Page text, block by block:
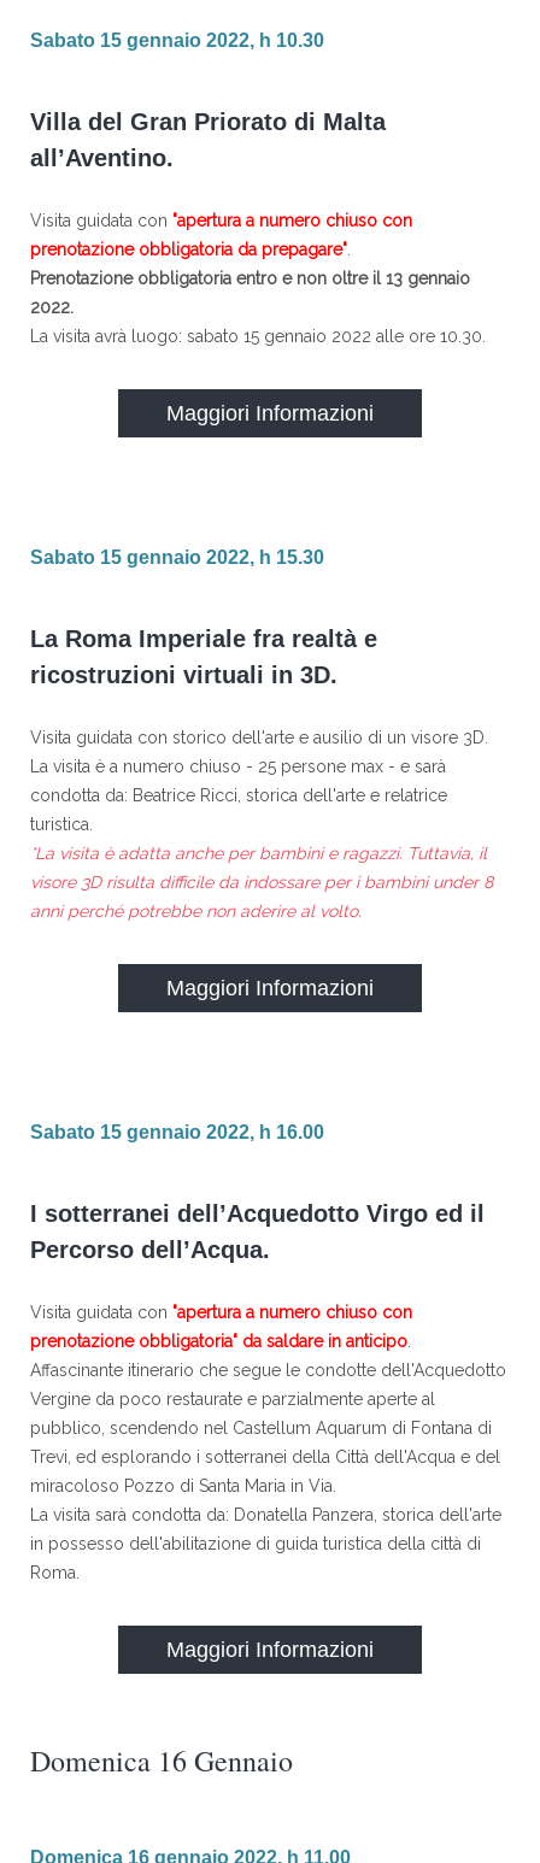
Sabato 15 gennaio 2022, h 10.30
Villa del Gran Priorato di Malta
all’Aventino.
Visita guidata con "apertura a numero chiuso con
prenotazione obbligatoria da prepagare".
Prenotazione obbligatoria entro e non oltre il 13 gennaio
2022.
La visita avrà luogo: sabato 15 gennaio 2022 alle ore 10.30.
Maggiori Informazioni
Sabato 15 gennaio 2022, h 15.30
La Roma Imperiale fra realtà e
ricostruzioni virtuali in 3D.
Visita guidata con storico dell'arte e ausilio di un visore 3D.
La visita è a numero chiuso - 25 persone max - e sarà
condotta da: Beatrice Ricci, storica dell'arte e relatrice
turistica.
*La visita è adatta anche per bambini e ragazzi. Tuttavia, il
visore 3D risulta difficile da indossare per i bambini under 8
anni perché potrebbe non aderire al volto.
Maggiori Informazioni
Sabato 15 gennaio 2022, h 16.00
I sotterranei dell’Acquedotto Virgo ed il
Percorso dell’Acqua.
Visita guidata con "apertura a numero chiuso con
prenotazione obbligatoria" da saldare in anticipo.
Affascinante itinerario che segue le condotte dell'Acquedotto
Vergine da poco restaurate e parzialmente aperte al
pubblico, scendendo nel Castellum Aquarum di Fontana di
Trevi, ed esplorando i sotterranei della Città dell'Acqua e del
miracoloso Pozzo di Santa Maria in Via.
La visita sarà condotta da: Donatella Panzera, storica dell'arte
in possesso dell'abilitazione di guida turistica della città di
Roma.
Maggiori Informazioni
Domenica 16 Gennaio
Domenica 16 gennaio 2022, h 11.00